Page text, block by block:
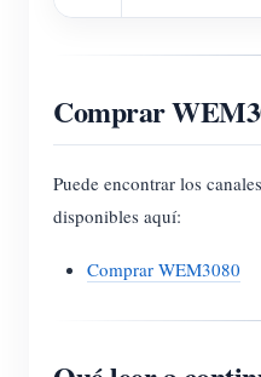
Comprar
Puede encontrar los
disponibles aquí:
Comprar WEM3080